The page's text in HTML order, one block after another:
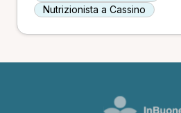
Nutrizionista a Cassino